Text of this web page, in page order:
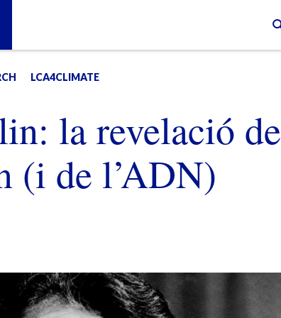
LCA4CLIMATE
la revelació de
(i de l’ADN)